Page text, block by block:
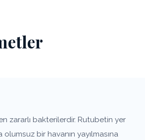
zararlı bakterilerdir. Rutubetin yer
bir havanın yayılmasına